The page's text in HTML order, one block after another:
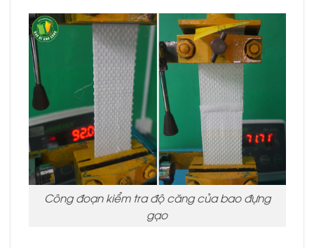
Công đoạn kiểm tra độ căng của bao đựng
gạo